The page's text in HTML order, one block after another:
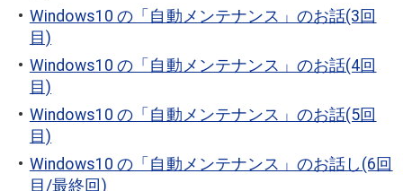
Windows10 の「自動メンテナンス」のお話(3回
目)
Windows10 の「自動メンテナンス」のお話(4回
目)
Windows10 の「自動メンテナンス」のお話(5回
目)
Windows10 の「自動メンテナンス」のお話し(6回
目/最終回)